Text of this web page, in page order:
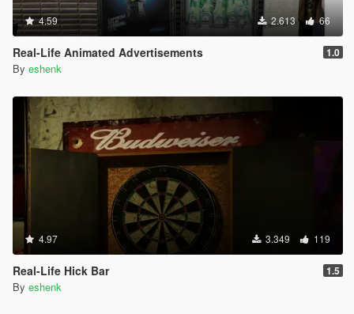
4.59 2.613 66
Real-Life Animated Advertisements 1.0
By eshenk
4.97 3.349 119
Real-Life Hick Bar 1.5
By eshenk